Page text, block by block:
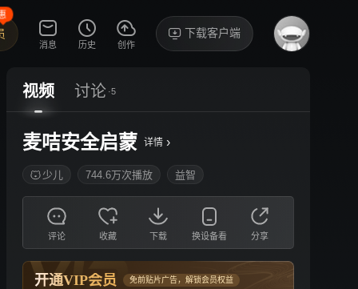
消息 历史 创作
下载客户端
视频 讨论 ·5
麦咭安全启蒙 详情 ›
少儿 744.6万次播放 益智
评论 收藏 下载 换设备看 分享
开通VIP会员 免前贴片广告，解锁会员权益